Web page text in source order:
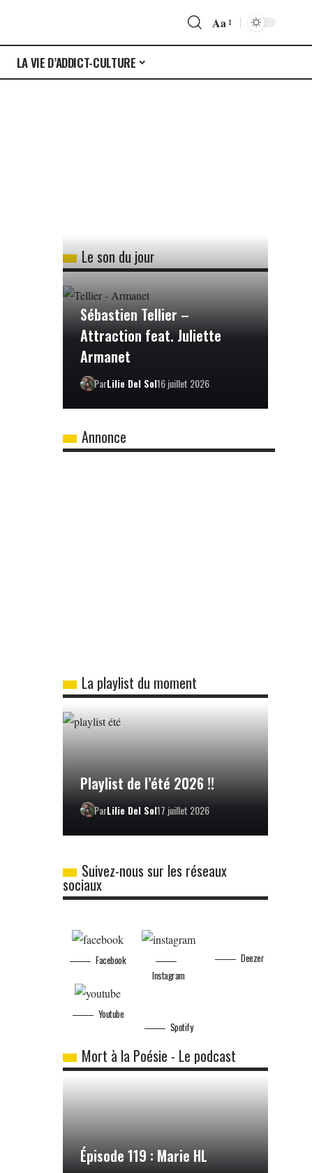
Aa
LA VIE D’ADDICT-CULTURE
Le son du jour
Sébastien Tellier –
Attraction feat. Juliette
Armanet
ParLilie Del Sol16 juillet 2026
Annonce
La playlist du moment
Playlist de l’été 2026 !!
ParLilie Del Sol17 juillet 2026
Suivez-nous sur les réseaux
sociaux
Facebook
Youtube
Instagram
Spotify
Deezer
Mort à la Poésie - Le podcast
Épisode 119 : Marie HL